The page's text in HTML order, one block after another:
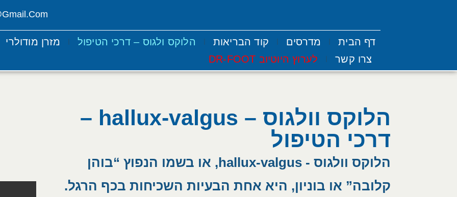
דף הבית מדרסים קוד הבריאות הלוקס ולגוס – דרכי הטיפול
מזרן מודולרי
צרו קשר
לערוץ היוטיוב DR-FOOT
הלוקס וולגוס – hallux-valgus –
דרכי הטיפול
הלוקס וולגוס - hallux-valgus, או בשמו הנפוץ “בוהן
קלובה” או בוניון, היא אחת הבעיות השכיחות בכף הרגל.